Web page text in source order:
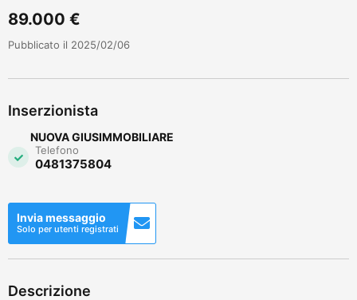
89.000 €
Pubblicato il 2025/02/06
Inserzionista
NUOVA GIUSIMMOBILIARE
Telefono
0481375804
Invia messaggio
Solo per utenti registrati
Descrizione